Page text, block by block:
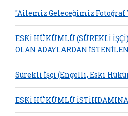
"Ailemiz Geleceğimiz Fotoğraf
ESKİ HÜKÜMLÜ (SÜREKLİ
OLAN ADAYLARDAN
Sürekli İşçi (Engelli, Eski
ESKİ HÜKÜMLÜ